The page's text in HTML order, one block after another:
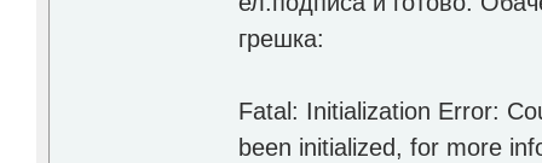
грешка:
Fatal: Initialization Error:
been initialized, for more